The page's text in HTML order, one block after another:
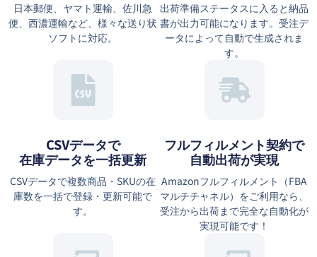
日本郵便、ヤマト運輸、佐川急
便、西濃運輸など、様々な送り状
ソフトに対応。
出荷準備ステータスに入ると納品
書が出力可能になります。受注デ
ータによって自動で生成されま
す。
CSVデータで
在庫データを一括更新
CSVデータで複数商品・SKUの在
庫数を一括で登録・更新可能で
す。
フルフィルメント契約で
自動出荷が実現
Amazonフルフィルメント（FBA
マルチチャネル）をご利用なら、
受注から出荷まで完全な自動化が
実現可能です！